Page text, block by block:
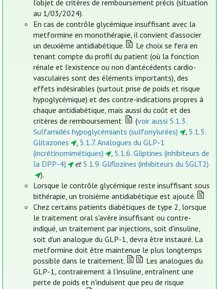
l’objet de critères de remboursement précis (situation
au 1/03/2024).
En cas de contrôle glycémique insuffisant avec la
metformine en monothérapie, il convient d'associer
un deuxième antidiabétique.
Le choix se fera en
tenant compte du profil du patient (où la fonction
rénale et l’existence ou non d’antécédents cardio-
vasculaires sont des éléments importants), des
effets indésirables (surtout prise de poids et risque
hypoglycémique) et des contre-indications propres à
chaque antidiabétique, mais aussi du coût et des
critères de remboursement
(voir aussi 5.1.3.
Sulfamidés hypoglycémiants (sulfonylurées)
, 5.1.5.
Glitazones
, 5.1.7. Analogues du GLP-1
(incrétinomimétiques)
, 5.1.6. Gliptines (inhibiteurs de
la DPP-4)
et 5.1.9. Gliflozines (inhibiteurs du SGLT2)
).
Lorsque le contrôle glycémique reste insuffisant sous
bithérapie, un troisième antidiabétique est ajouté.
Chez certains patients diabétiques de type 2, lorsque
le traitement oral s'avère insuffisant ou contre-
indiqué, un traitement par injections, soit d'insuline,
soit d'un analogue du GLP-1, devra être instauré. La
metformine doit être maintenue le plus longtemps
possible dans le traitement.
Les analogues du
GLP-1, contrairement à l'insuline, entraînent une
perte de poids et n'induisent que peu de risque